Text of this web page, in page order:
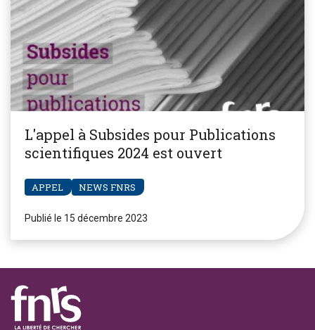
L'appel à Subsides pour Publications
scientifiques 2024 est ouvert
APPEL NEWS FNRS
Publié le 15 décembre 2023